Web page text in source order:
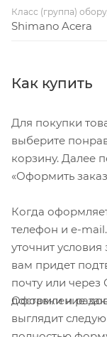
Класс (группа)
Shimano Acera
Как купить
Для покупки
выберите
корзину. Далее
«Оформить
Когда
телефон и e-
уточнит условия
вам придет
почту или через
доставки и
Оформление
выглядит